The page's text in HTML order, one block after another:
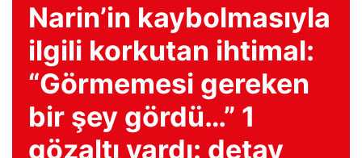
Narin’in kaybolmasıyla
ilgili korkutan ihtimal:
“Görmemesi gereken
bir şey gördü…” 1
gözaltı vardı: detay